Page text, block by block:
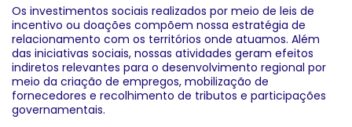
Os investimentos sociais realizados por meio de leis de
incentivo ou doações compõem nossa estratégia de
relacionamento com os territórios onde atuamos. Além
das iniciativas sociais, nossas atividades geram efeitos
indiretos relevantes para o desenvolvimento regional por
meio da criação de empregos, mobilização de
fornecedores e recolhimento de tributos e participações
governamentais.